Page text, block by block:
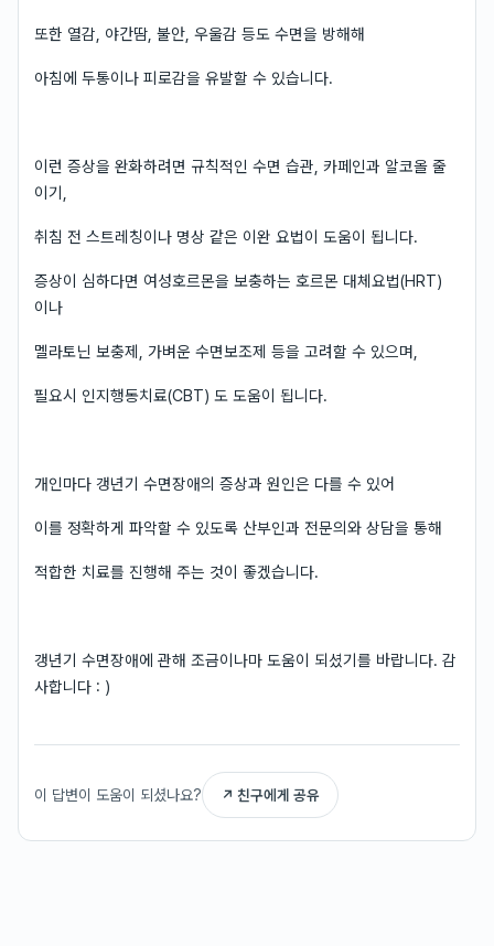
또한 열감, 야간땀, 불안, 우울감 등도 수면을 방해해
아침에 두통이나 피로감을 유발할 수 있습니다.
이런 증상을 완화하려면 규칙적인 수면 습관, 카페인과 알코올 줄
이기,
취침 전 스트레칭이나 명상 같은 이완 요법이 도움이 됩니다.
증상이 심하다면 여성호르몬을 보충하는 호르몬 대체요법(HRT)
이나
멜라토닌 보충제, 가벼운 수면보조제 등을 고려할 수 있으며,
필요시 인지행동치료(CBT) 도 도움이 됩니다.
개인마다 갱년기 수면장애의 증상과 원인은 다를 수 있어
이를 정확하게 파악할 수 있도록 산부인과 전문의와 상담을 통해
적합한 치료를 진행해 주는 것이 좋겠습니다.
갱년기 수면장애에 관해 조금이나마 도움이 되셨기를 바랍니다. 감
사합니다 : )
이 답변이 도움이 되셨나요? ↗ 친구에게 공유